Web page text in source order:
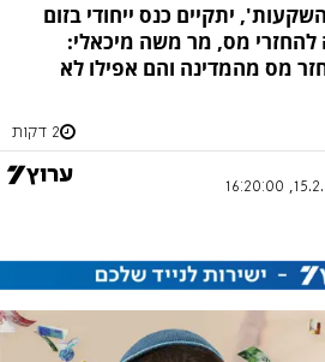
יתקיים כנס ייחודי בזום
להחזרי מס, מר משה מיכאלי:
מס מהמדינה והם אפילו לא
2 דקות